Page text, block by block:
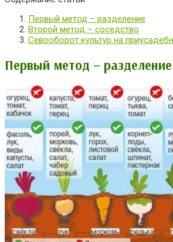
Первый метод – разделение
Второй метод – соседство
Севооборот культур на
Первый метод – разделение